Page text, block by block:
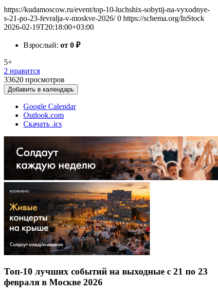
https://kudamoscow.ru/event/top-10-luchshix-sobytij-na-vyxodnye-
s-21-po-23-fevralja-v-moskve-2026/ 0 https://schema.org/InStock
2026-02-19T20:18:00+03:00
Взрослый: от 0 ₽
5+
2 нравится
33620 просмотров
Добавить в календарь
Google Calendar
Outlook.com
Скачать .ics
Топ-10 лучших событий на выходные с 21 по 23
февраля в Москве 2026